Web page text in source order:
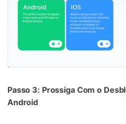
Passo 3: Prossiga Com o
Android